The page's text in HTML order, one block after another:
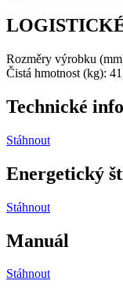
Rozměry výrobku
Čistá hmotnost (kg):
Technické
Stáhnout
Energetický
Stáhnout
Manuál
Stáhnout